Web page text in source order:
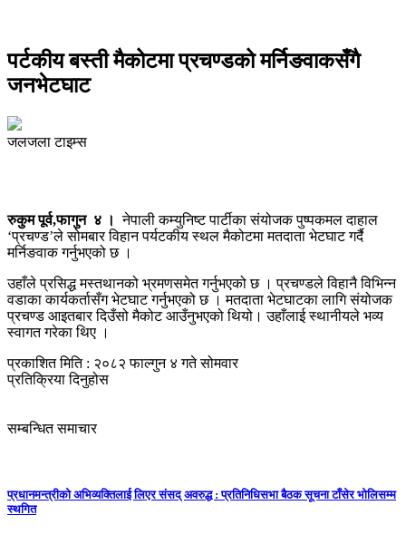
पर्टकीय बस्ती मैकोटमा प्रचण्डको मर्निङवाकसँगै
जनभेटघाट
जलजला टाइम्स
रुकुम पूर्व,फागुन ४ । नेपाली कम्युनिष्ट पार्टीका संयोजक पुष्पकमल दाहाल
‘प्रचण्ड’ले सोमबार विहान पर्यटकीय स्थल मैकोटमा मतदाता भेटघाट गर्दै
मर्निङवाक गर्नुभएको छ ।
उहाँले प्रसिद्ध मस्तथानको भ्रमणसमेत गर्नुभएको छ । प्रचण्डले विहानै विभिन्न
वडाका कार्यकर्तासँग भेटघाट गर्नुभएको छ । मतदाता भेटघाटका लागि संयोजक
प्रचण्ड आइतबार दिउँसो मैकोट आउँनुभएको थियो। उहाँलाई स्थानीयले भव्य
स्वागत गरेका थिए ।
प्रकाशित मिति : २०८२ फाल्गुन ४ गते सोमवार
प्रतिक्रिया दिनुहोस
सम्बन्धित समाचार
प्रधानमन्त्रीको अभिव्यक्तिलाई लिएर संसद् अवरुद्ध : प्रतिनिधिसभा बैठक सूचना टाँसेर भोलिसम्म
स्थगित